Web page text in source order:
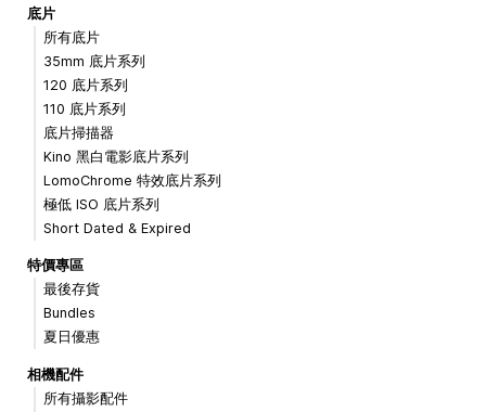
底片
所有底片
35mm 底片系列
120 底片系列
110 底片系列
底片掃描器
Kino 黑白電影底片系列
LomoChrome 特效底片系列
極低 ISO 底片系列
Short Dated & Expired
特價專區
最後存貨
Bundles
夏日優惠
相機配件
所有攝影配件